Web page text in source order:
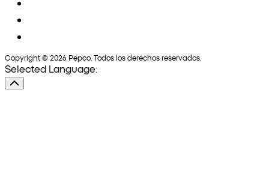
Copyright © 2026 Pepco. Todos los derechos reservados.
Selected Language: